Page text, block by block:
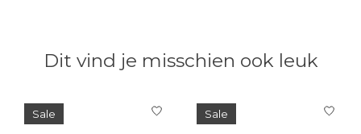
Dit vind je misschien ook leuk
Items van productcarrousel
Sale Sale